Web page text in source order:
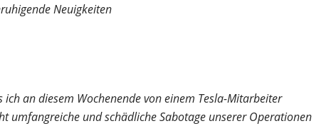
Neuigkeiten
ich an diesem Wochenende von einem Tesla-Mitarbeiter
umfangreiche und schädliche Sabotage unserer Operationen